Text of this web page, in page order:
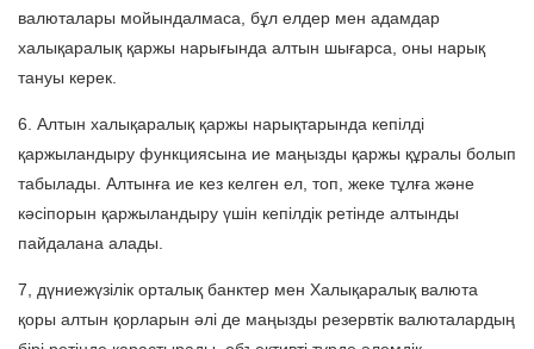
валюталары мойындалмаса, бұл елдер мен адамдар
халықаралық қаржы нарығында алтын шығарса, оны нарық
тануы керек.
6. Алтын халықаралық қаржы нарықтарында кепілді
қаржыландыру функциясына ие маңызды қаржы құралы болып
табылады. Алтынға ие кез келген ел, топ, жеке тұлға және
кәсіпорын қаржыландыру үшін кепілдік ретінде алтынды
пайдалана алады.
7, дүниежүзілік орталық банктер мен Халықаралық валюта
қоры алтын қорларын әлі де маңызды резервтік валюталардың